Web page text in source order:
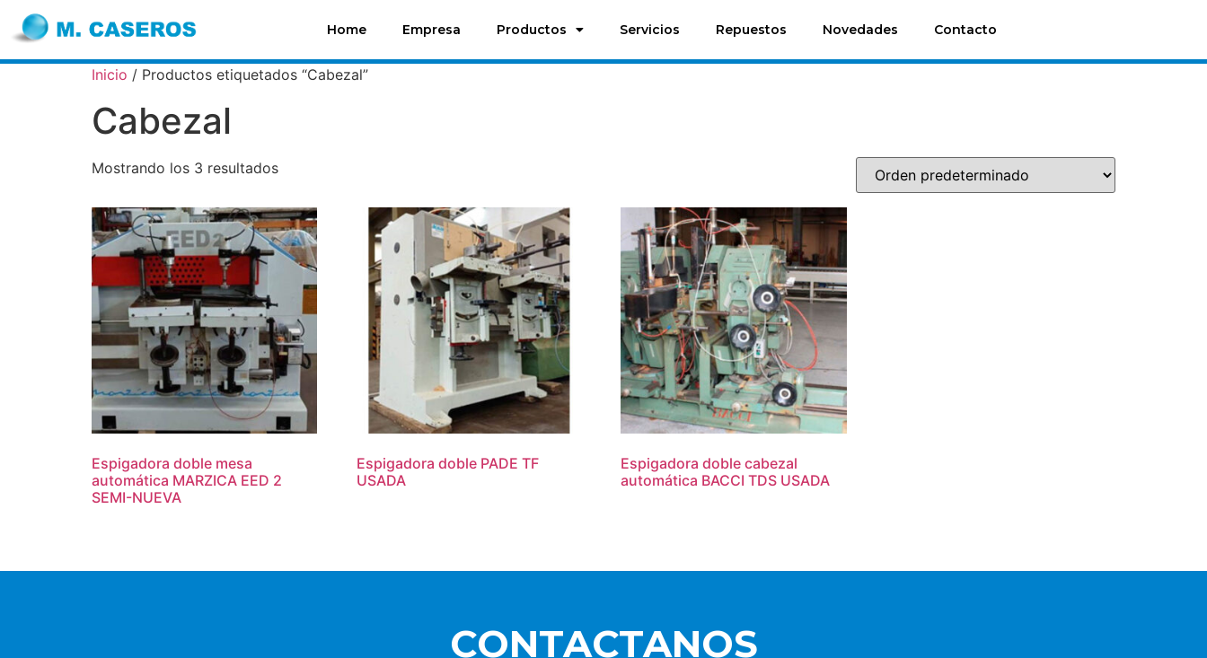
Home Empresa Productos Servicios Repuestos Novedades Contacto
Inicio / Productos etiquetados “Cabezal”
Cabezal
Mostrando los 3 resultados
Espigadora doble mesa
automática MARZICA EED 2
SEMI-NUEVA
Espigadora doble PADE TF
USADA
Espigadora doble cabezal
automática BACCI TDS USADA
CONTACTANOS